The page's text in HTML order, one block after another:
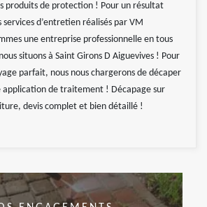
produits de protection ! Pour un résultat
services d’entretien réalisés par VM
une entreprise professionnelle en tous
situons à Saint Girons D Aiguevives ! Pour
parfait, nous nous chargerons de décaper
de traitement ! Décapage sur
devis complet et bien détaillé !